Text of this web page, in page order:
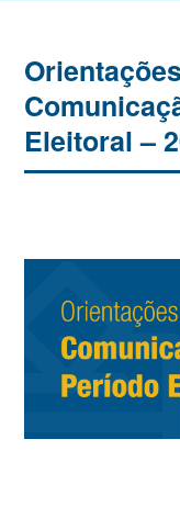
Eleitoral –